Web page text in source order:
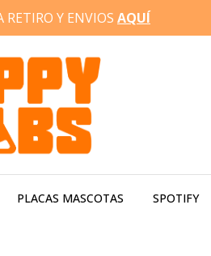
Y ENVIOS AQUÍ
PLACAS MASCOTAS SPOTIFY